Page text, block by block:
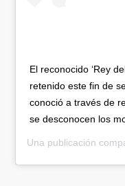
El reconocido ‘Rey
retenido este fin de
conoció a través de
se desconocen los
Una publicación